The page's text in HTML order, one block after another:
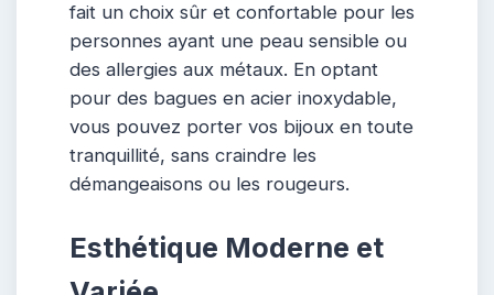
fait un choix sûr et confortable pour les
personnes ayant une peau sensible ou
des allergies aux métaux. En optant
pour des bagues en acier inoxydable,
vous pouvez porter vos bijoux en toute
tranquillité, sans craindre les
démangeaisons ou les rougeurs.
Esthétique Moderne et